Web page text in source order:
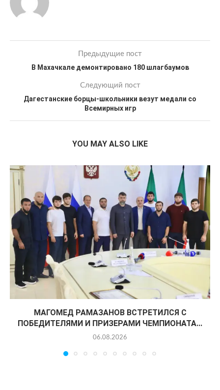
Предыдущие пост
В Махачкале демонтировано 180 шлагбаумов
Следующий пост
Дагестанские борцы-школьники везут медали со
Всемирных игр
YOU MAY ALSO LIKE
МАГОМЕД РАМАЗАНОВ ВСТРЕТИЛСЯ С
ПОБЕДИТЕЛЯМИ И ПРИЗЕРАМИ ЧЕМПИОНАТА...
06.08.2026